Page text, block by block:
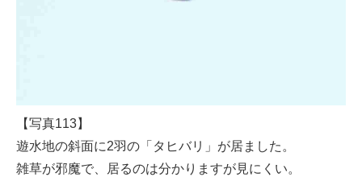
【写真113】
遊水地の斜面に2羽の「タヒバリ」が居ました。
雑草が邪魔で、居るのは分かりますが見にくい。